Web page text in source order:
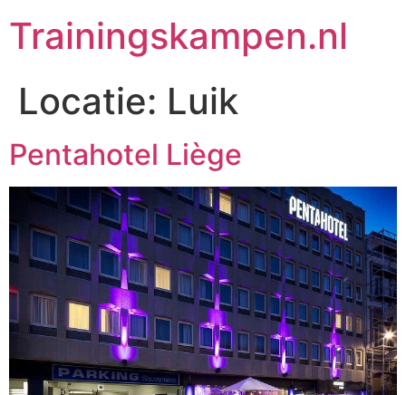
Trainingskampen.nl
Locatie: Luik
Pentahotel Liège